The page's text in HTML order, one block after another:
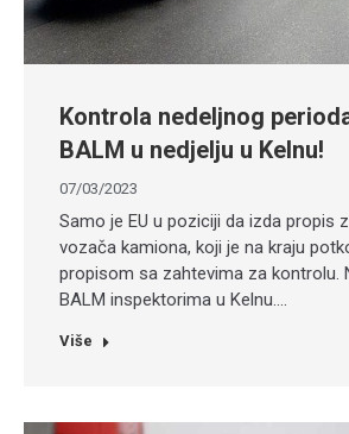
Kontrola nedeljnog
BALM u nedjelju u Kelnu!
07/03/2023
Samo je EU u poziciji da izda propis
vozača kamiona, koji je na kraju
propisom sa zahtevima za kontrolu.
BALM inspektorima u Kelnu.…
Više